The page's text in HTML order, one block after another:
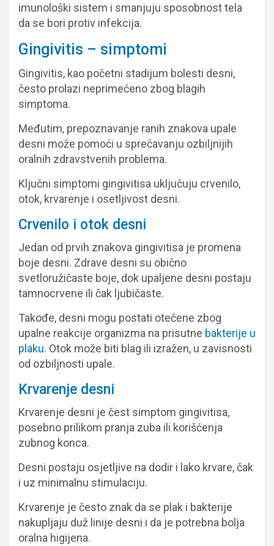
imunološki sistem i smanjuju sposobnost tela
da se bori protiv infekcija.
Gingivitis – simptomi
Gingivitis, kao početni stadijum bolesti desni,
često prolazi neprimećeno zbog blagih
simptoma.
Međutim, prepoznavanje ranih znakova upale
desni može pomoći u sprečavanju ozbiljnijih
oralnih zdravstvenih problema.
Ključni simptomi gingivitisa uključuju crvenilo,
otok, krvarenje i osetljivost desni.
Crvenilo i otok desni
Jedan od prvih znakova gingivitisa je promena
boje desni. Zdrave desni su obično
svetloružičaste boje, dok upaljene desni postaju
tamnocrvene ili čak ljubičaste.
Takođe, desni mogu postati otečene zbog
upalne reakcije organizma na prisutne bakterije u
plaku. Otok može biti blag ili izražen, u zavisnosti
od ozbiljnosti upale.
Krvarenje desni
Krvarenje desni je čest simptom gingivitisa,
posebno prilikom pranja zuba ili korišćenja
zubnog konca.
Desni postaju osjetljive na dodir i lako krvare, čak
i uz minimalnu stimulaciju.
Krvarenje je često znak da se plak i bakterije
nakupljaju duž linije desni i da je potrebna bolja
oralna higijena.